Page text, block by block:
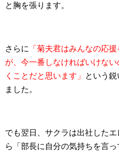
と胸を張ります。
さらに
「菊夫君はみんなの応
が、今一番しなければいけな
くことだと思います」
という
ました。
でも翌日、サクラは出社した
ら「部長に自分の気持ちを言